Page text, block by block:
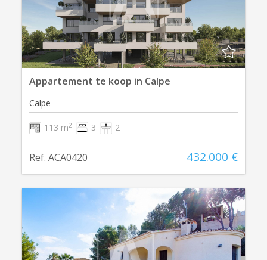
Appartement te koop in Calpe
Calpe
113 m2 3 2
Ref. ACA0420 432.000 €